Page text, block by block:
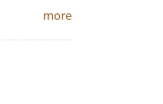
more